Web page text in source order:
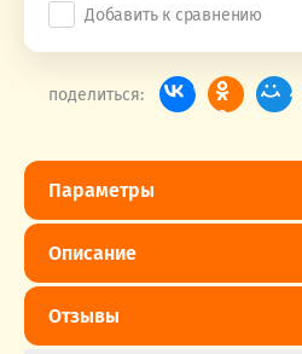
Добавить к сравнению
поделиться:
Параметры
Описание
Отзывы